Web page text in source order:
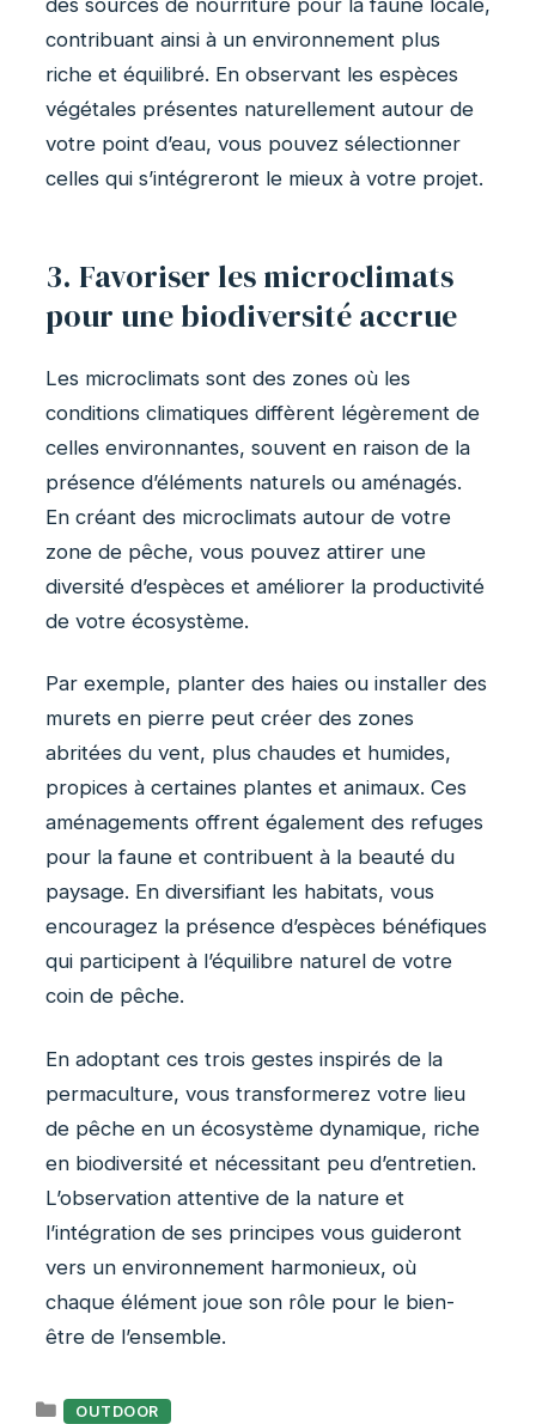
des sources de nourriture pour la faune locale,
contribuant ainsi à un environnement plus
riche et équilibré. En observant les espèces
végétales présentes naturellement autour de
votre point d’eau, vous pouvez sélectionner
celles qui s’intégreront le mieux à votre projet.
3. Favoriser les microclimats
pour une biodiversité accrue
Les microclimats sont des zones où les
conditions climatiques diffèrent légèrement de
celles environnantes, souvent en raison de la
présence d’éléments naturels ou aménagés.
En créant des microclimats autour de votre
zone de pêche, vous pouvez attirer une
diversité d’espèces et améliorer la productivité
de votre écosystème.
Par exemple, planter des haies ou installer des
murets en pierre peut créer des zones
abritées du vent, plus chaudes et humides,
propices à certaines plantes et animaux. Ces
aménagements offrent également des refuges
pour la faune et contribuent à la beauté du
paysage. En diversifiant les habitats, vous
encouragez la présence d’espèces bénéfiques
qui participent à l’équilibre naturel de votre
coin de pêche.
En adoptant ces trois gestes inspirés de la
permaculture, vous transformerez votre lieu
de pêche en un écosystème dynamique, riche
en biodiversité et nécessitant peu d’entretien.
L’observation attentive de la nature et
l’intégration de ses principes vous guideront
vers un environnement harmonieux, où
chaque élément joue son rôle pour le bien-
être de l’ensemble.
Catégories
OUTDOOR